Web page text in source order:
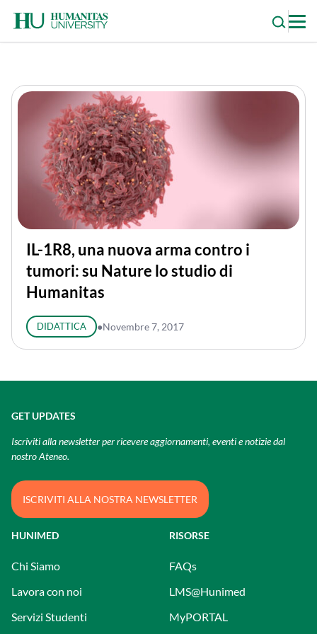
content
IL-1R8, una nuova arma contro i
tumori: su Nature lo studio di
Humanitas
DIDATTICA ●Novembre 7, 2017
HUNIMED
Chi Siamo
Lavora con noi
Servizi Studenti
RISORSE
FAQs
LMS@Hunimed
MyPORTAL
GET UPDATES
Iscriviti alla newsletter per ricevere aggiornamenti, eventi e notizie dal
nostro Ateneo.
ISCRIVITI ALLA NOSTRA NEWSLETTER